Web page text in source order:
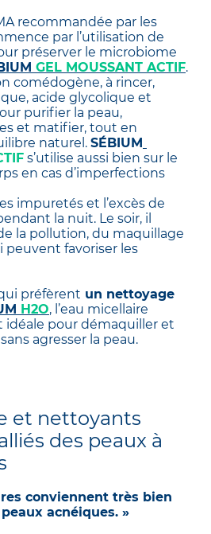
recommandée par les
par l’utilisation de
préserver le microbiome
GEL MOUSSANT ACTIF.
comédogène, à rincer,
acide glycolique et
purifier la peau,
et matifier, tout en
naturel. SÉBIUM
s’utilise aussi bien sur le
en cas d’imperfections
impuretés et l’excès de
la nuit. Le soir, il
la pollution, du maquillage
peuvent favoriser les
préfèrent un nettoyage
H2O, l’eau micellaire
idéale pour démaquiller et
agresser la peau.
et nettoyants
des peaux à
conviennent très bien
acnéiques. »